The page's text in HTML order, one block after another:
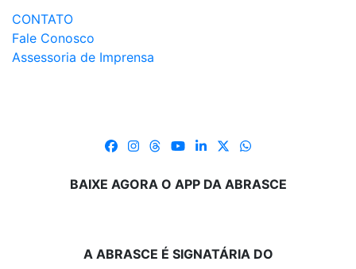
CONTATO
Fale Conosco
Assessoria de Imprensa
BAIXE AGORA O APP DA ABRASCE
A ABRASCE É SIGNATÁRIA DO